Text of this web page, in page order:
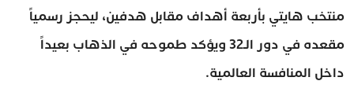
منتخب هايتي بأربعة أهداف مقابل هدفين، ليحجز رسمياً
مقعده في دور الـ32 ويؤكد طموحه في الذهاب بعيداً
داخل المنافسة العالمية.